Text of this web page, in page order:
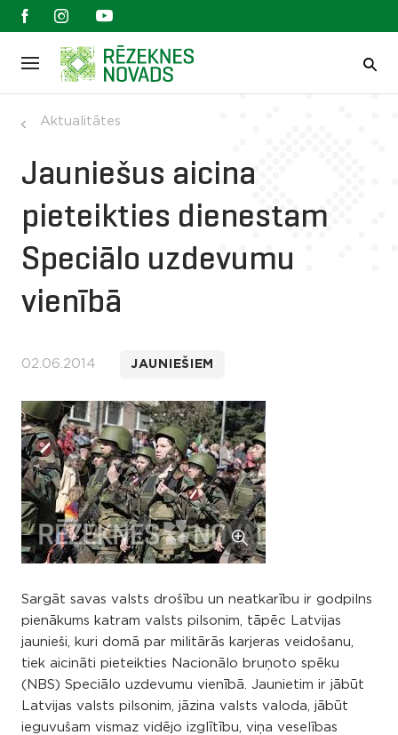
Aktualitātes
Jauniešus aicina
pieteikties dienestam
Speciālo uzdevumu
vienībā
02.06.2014 JAUNIEŠIEM
Sargāt savas valsts drošību un neatkarību ir godpilns
pienākums katram valsts pilsonim, tāpēc Latvijas
jaunieši, kuri domā par militārās karjeras veidošanu,
tiek aicināti pieteikties Nacionālo bruņoto spēku
(NBS) Speciālo uzdevumu vienībā. Jaunietim ir jābūt
Latvijas valsts pilsonim, jāzina valsts valoda, jābūt
ieguvušam vismaz vidējo izglītību, viņa veselības